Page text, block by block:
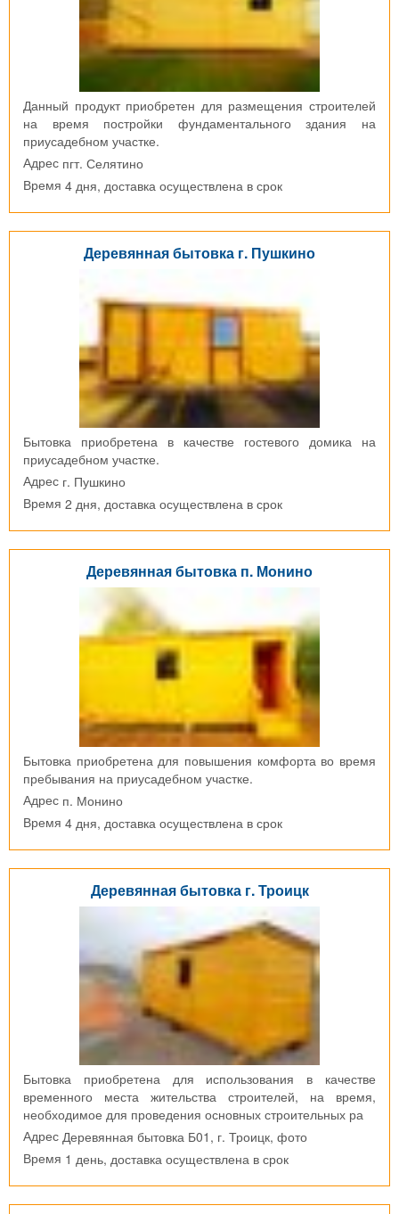
Данный продукт приобретен для размещения строителей
на время постройки фундаментального здания на
приусадебном участке.
Адрес пгт. Селятино
Время 4 дня, доставка осуществлена в срок
Деревянная бытовка г. Пушкино
Бытовка приобретена в качестве гостевого домика на
приусадебном участке.
Адрес г. Пушкино
Время 2 дня, доставка осуществлена в срок
Деревянная бытовка п. Монино
Бытовка приобретена для повышения комфорта во время
пребывания на приусадебном участке.
Адрес п. Монино
Время 4 дня, доставка осуществлена в срок
Деревянная бытовка г. Троицк
Бытовка приобретена для использования в качестве
временного места жительства строителей, на время,
необходимое для проведения основных строительных ра
Адрес Деревянная бытовка Б01, г. Троицк, фото
Время 1 день, доставка осуществлена в срок